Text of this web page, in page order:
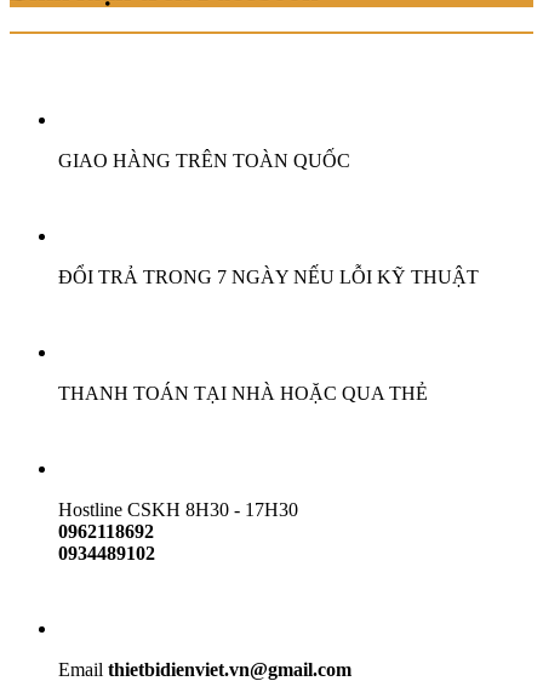
GIAO HÀNG TRÊN TOÀN QUỐC
ĐỔI TRẢ TRONG 7 NGÀY NẾU LỖI KỸ THUẬT
THANH TOÁN TẠI NHÀ HOẶC QUA THẺ
Hostline CSKH 8H30 - 17H30
0962118692
0934489102
Email thietbidienviet.vn@gmail.com